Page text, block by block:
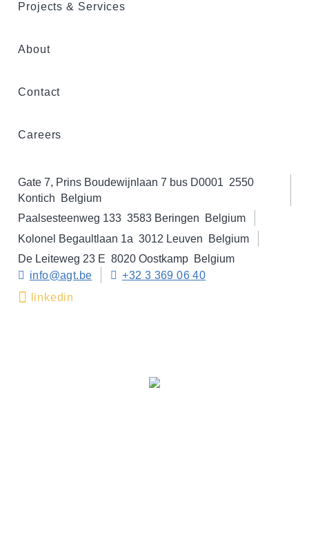
Projects & Services
About
Contact
Careers
Gate 7, Prins Boudewijnlaan 7 bus D0001 2550
Kontich
Belgium
Paalsesteenweg 133 3583 Beringen
Belgium
Kolonel Begaultlaan 1a 3012 Leuven
Belgium
De Leiteweg 23 E 8020 Oostkamp Belgium
info@agt.be
+32 3 369 06 40
linkedin